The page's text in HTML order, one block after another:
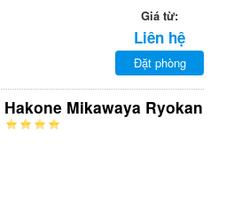
Giá từ:
Liên hệ
Đặt phòng
Hakone Mikawaya Ryokan